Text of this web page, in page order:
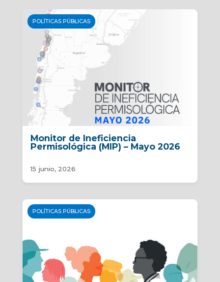
POLÍTICAS PÚBLICAS
Monitor de Ineficiencia
Permisológica (MIP) – Mayo 2026
15 junio, 2026
POLÍTICAS PÚBLICAS